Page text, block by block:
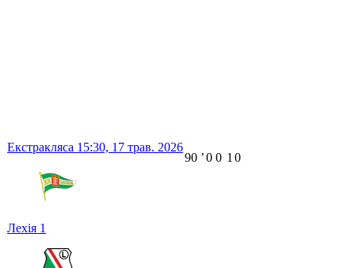
Екстракляса 15:30, 17 трав. 2026
Лехія 1
90 ʼ0 0 1 0